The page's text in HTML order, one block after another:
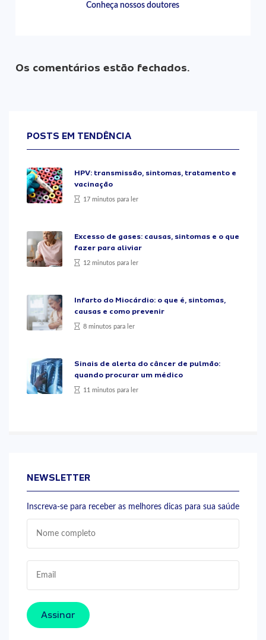
Conheça nossos doutores
Os comentários estão fechados.
POSTS EM TENDÊNCIA
HPV: transmissão, sintomas, tratamento e
vacinação
17 minutos para ler
Excesso de gases: causas, sintomas e o que
fazer para aliviar
12 minutos para ler
Infarto do Miocárdio: o que é, sintomas,
causas e como prevenir
8 minutos para ler
Sinais de alerta do câncer de pulmão:
quando procurar um médico
11 minutos para ler
NEWSLETTER
Inscreva-se para receber as melhores dicas para sua saúde
Assinar